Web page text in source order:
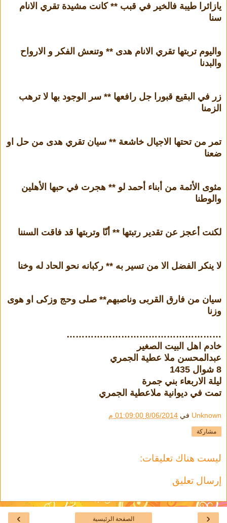
يازائرا طيبة فالخير في قبب ** كانت مشيدة تقري الانام
سنا
واليوم تربتها تقري الانام هدى ** وتنعش الفكر و الارواح
والبدنا
زر في البقيع قبورا جل رافعها ** سر الوجود بها لا ترهب
الزمنا
تمر من تحتها الاجيال خاشعة ** سيان تقري هدى من حل او
ضعنا
مثوى الأئمة من أبناء أحمد لو ** هجرت في حبها الأهلين
والوطنا
لكنت أعجز عن تقدير رتبتها ** أنّا وتربتها قد فاقت السننا
لا ينكر الفضل الا من تسير به ** ركبانه نحو الحاد له وخنا
سيان من فارق القربى وناصبهم** صلى وحج وزكى او هوى
وزنا
……………………………………………
خادم اهل البيت الصغير
عبدالمحسن ملا عطية الجمري
8 شوال 1435
ليلة الاربعاء بني جمرة
تمت في ديوانية ملاعطية الجمري
Unknown في 8/06/2014 01:09:00 م
مشاركة
ليست هناك تعليقات:
إرسال تعليق
‹
› الصفحة الرئيسية